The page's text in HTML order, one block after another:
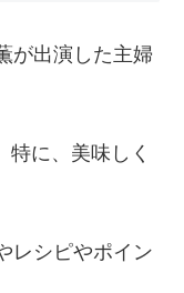
が出演した主婦
に、美味しく
レシピやポイン